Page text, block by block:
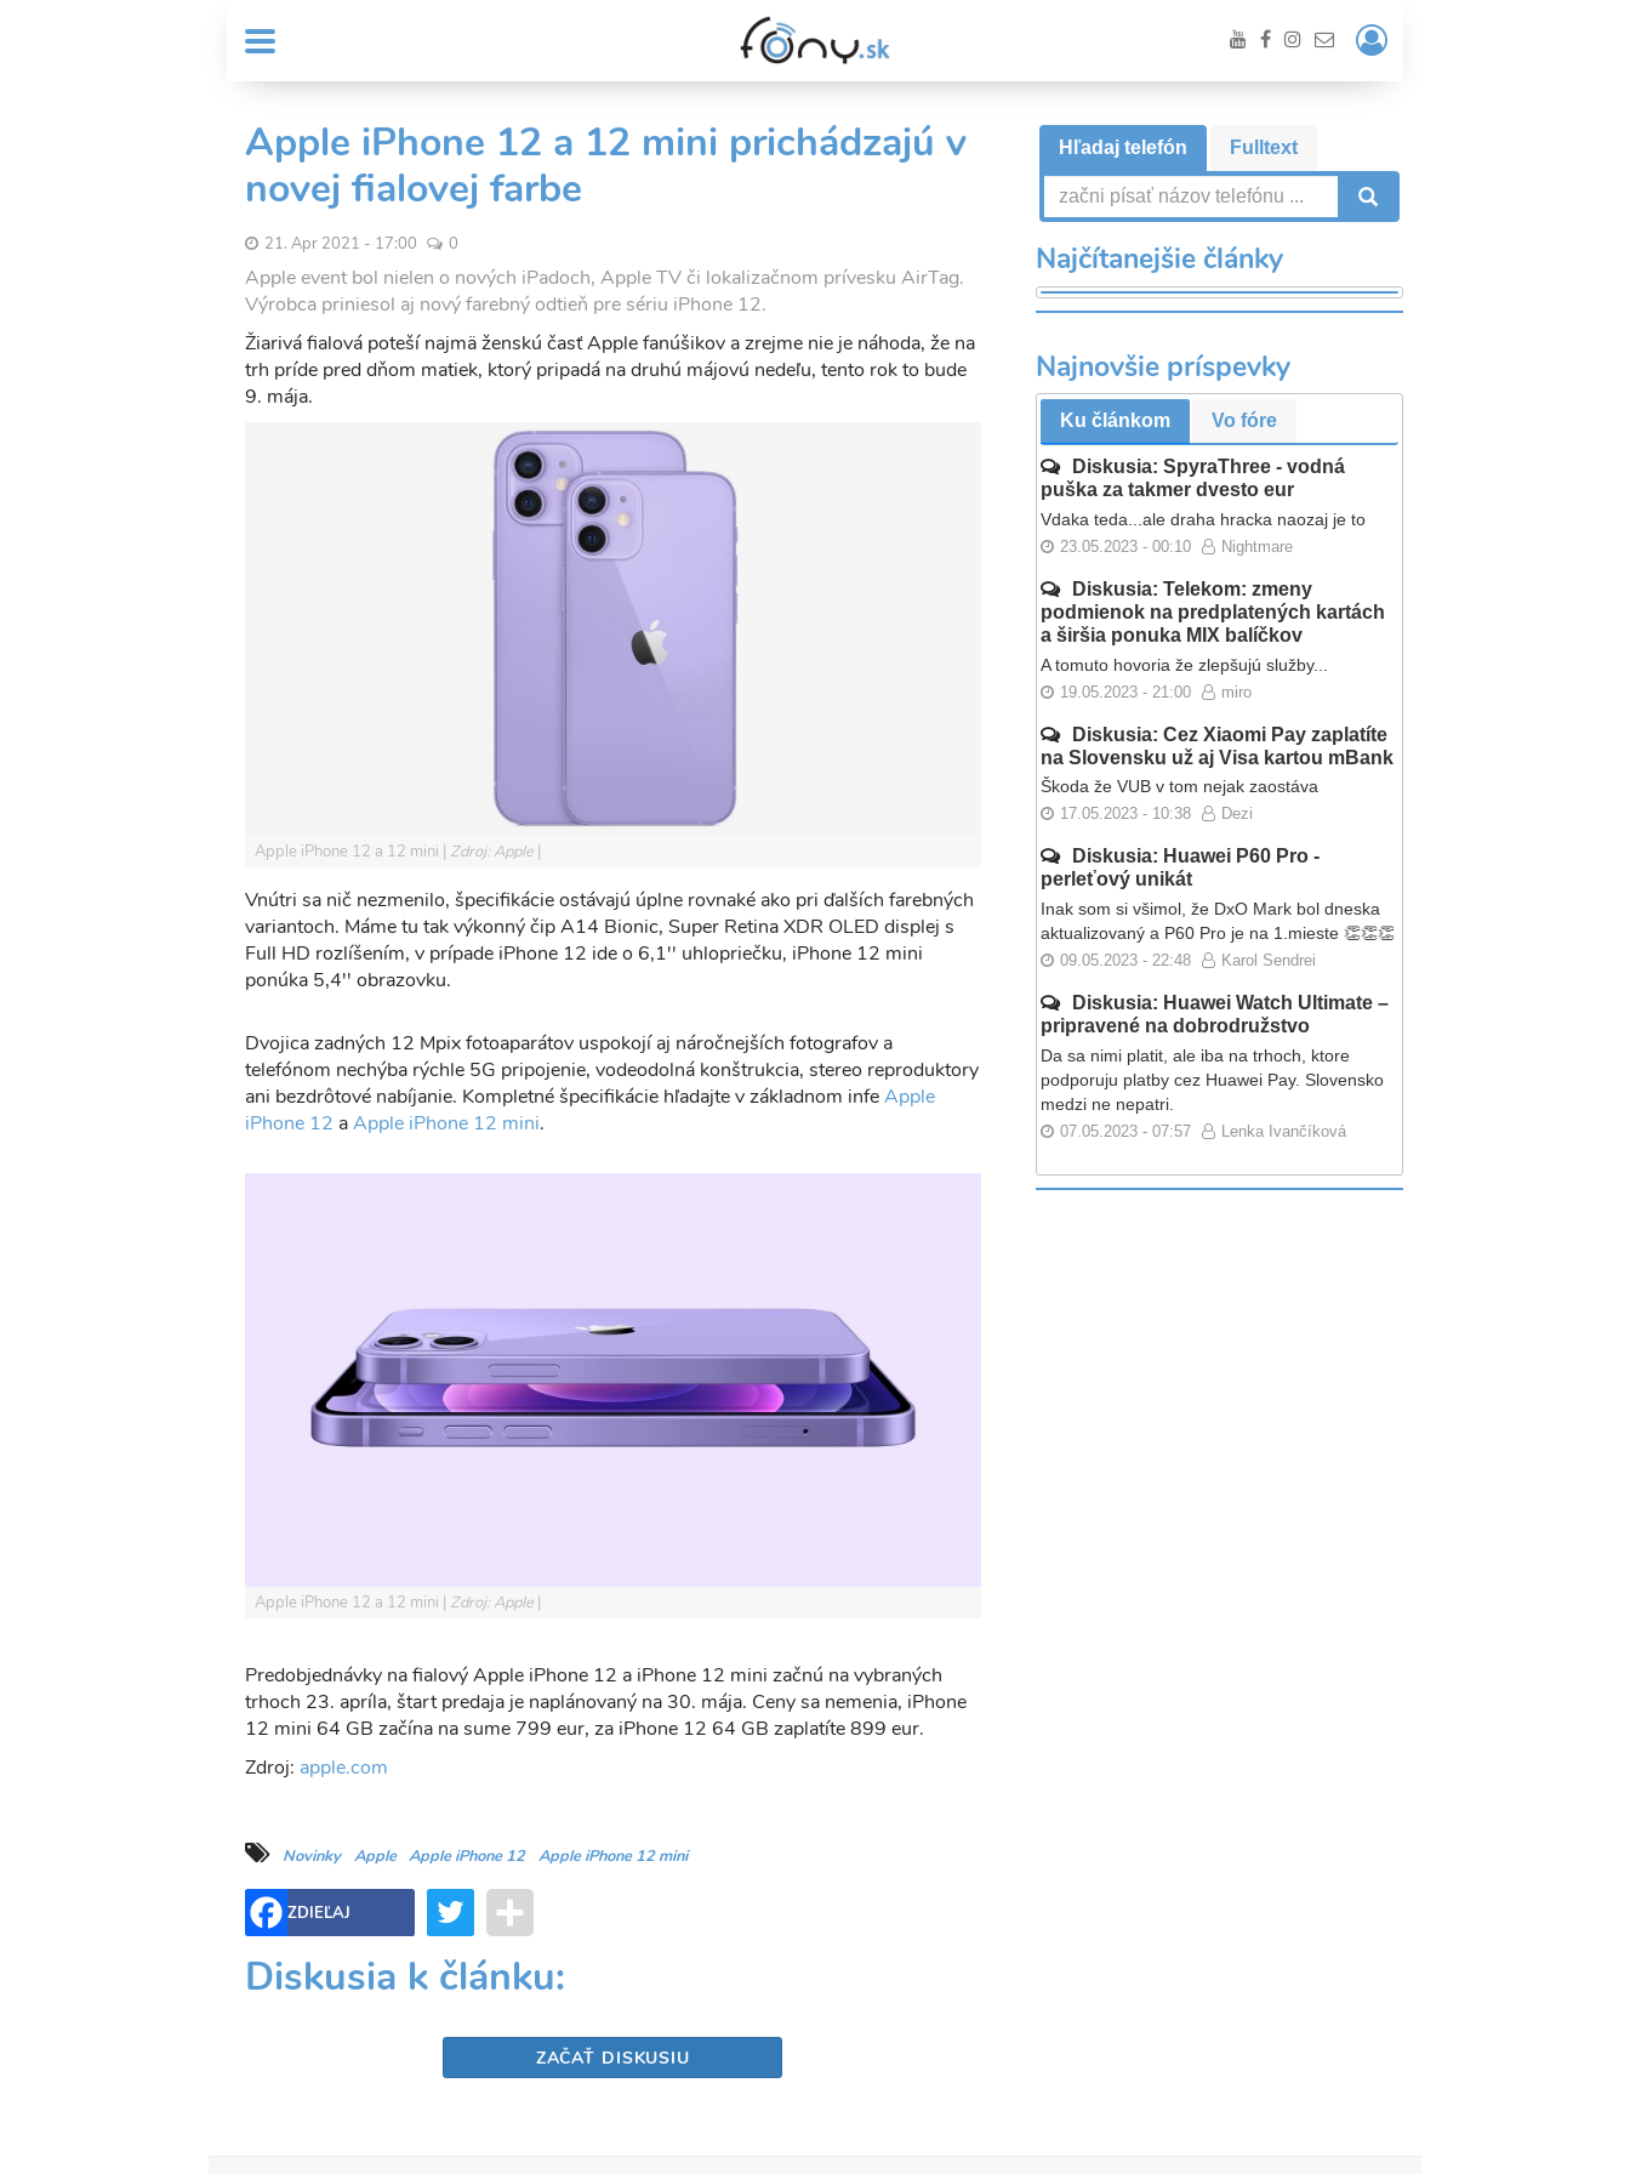
MENU
Header
menu
User
account
Prihlásiť
/
Registrácia
Apple iPhone 12 a 12 mini prichádzajú v
novej fialovej farbe
21. Apr 2021 - 17:00 0
Apple event bol nielen o nových iPadoch, Apple TV či lokalizačnom prívesku AirTag.
Výrobca priniesol aj nový farebný odtieň pre sériu iPhone 12.
Žiarivá fialová poteší najmä ženskú časť Apple fanúšikov a zrejme nie je náhoda, že na
trh príde pred dňom matiek, ktorý pripadá na druhú májovú nedeľu, tento rok to bude
9. mája.
Apple iPhone 12 a 12 mini Zdroj: Apple
Vnútri sa nič nezmenilo, špecifikácie ostávajú úplne rovnaké ako pri ďalších farebných
variantoch. Máme tu tak výkonný čip A14 Bionic, Super Retina XDR OLED displej s
Full HD rozlíšením, v prípade iPhone 12 ide o 6,1'' uhlopriečku, iPhone 12 mini
ponúka 5,4'' obrazovku.
Dvojica zadných 12 Mpix fotoaparátov uspokojí aj náročnejších fotografov a
telefónom nechýba rýchle 5G pripojenie, vodeodolná konštrukcia, stereo reproduktory
ani bezdrôtové nabíjanie. Kompletné špecifikácie hľadajte v základnom infeApple
iPhone 12 aApple iPhone 12 mini.
Apple iPhone 12 a 12 mini Zdroj: Apple
Predobjednávky na fialový Apple iPhone 12 a iPhone 12 mini začnú na vybraných
trhoch 23. apríla, štart predaja je naplánovaný na 30. mája. Ceny sa nemenia, iPhone
12 mini 64 GB začína na sume 799 eur, za iPhone 12 64 GB zaplatíte 899 eur.
Zdroj: apple.com
Novinky Apple Apple iPhone 12 Apple iPhone 12 mini
ZDIEĽAJ Twitter
Diskusia k článku:
ZAČAŤ DISKUSIU
Hľadaj telefón Fulltext
Najčítanejšie články
Najnovšie príspevky
Ku článkom Vo fóre
Diskusia: SpyraThree - vodná
puška za takmer dvesto eur
Vdaka teda...ale draha hracka naozaj je to
23.05.2023 - 00:10 Nightmare
Diskusia: Telekom: zmeny
podmienok na predplatených kartách
a širšia ponuka MIX balíčkov
A tomuto hovoria že zlepšujú služby...
19.05.2023 - 21:00 miro
Diskusia: Cez Xiaomi Pay zaplatíte
na Slovensku už aj Visa kartou mBank
Škoda že VUB v tom nejak zaostáva
17.05.2023 - 10:38 Dezi
Diskusia: Huawei P60 Pro -
perleťový unikát
Inak som si všimol, že DxO Mark bol dneska
aktualizovaný a P60 Pro je na 1.mieste 👏👏👏
09.05.2023 - 22:48 Karol Sendrei
Diskusia: Huawei Watch Ultimate –
pripravené na dobrodružstvo
Da sa nimi platit, ale iba na trhoch, ktore
podporuju platby cez Huawei Pay. Slovensko
medzi ne nepatri.
07.05.2023 - 07:57 Lenka Ivančíková